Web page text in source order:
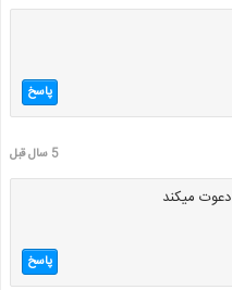
پاسخ
5 سال قبل
میکند
پاسخ